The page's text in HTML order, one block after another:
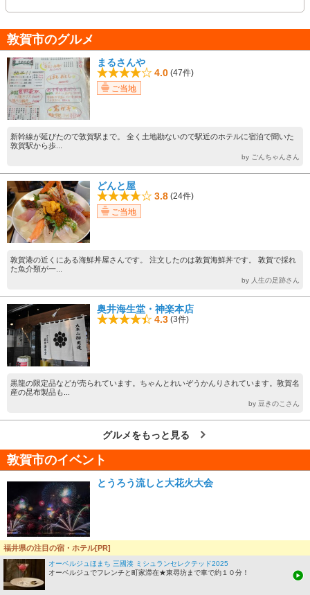
敦賀市のグルメ
まるさんや
4.0 (47件)
ご当地
新幹線が延びたので敦賀駅まで。 全く土地勘ないので駅近のホテルに宿泊で聞いた
敦賀駅から歩...
by ごんちゃんさん
どんと屋
3.8 (24件)
ご当地
敦賀港の近くにある海鮮丼屋さんです。 注文したのは敦賀海鮮丼です。 敦賀で採れ
た魚介類が一...
by 人生の足跡さん
奥井海生堂・神楽本店
4.3 (3件)
黒龍の限定品などが売られています。ちゃんとれいぞうかんりされています。敦賀名
産の昆布製品も...
by 豆きのこさん
グルメをもっと見る
敦賀市のイベント
とうろう流しと大花火大会
昭和25年（1950年）に始まった敦賀市の名物行事「とうろう流しと大花火大
会」が、2026年は“敦賀...
福井県の注目の宿・ホテル[PR]
オーベルジュほまち 三國湊 ミシュランセレクテッド2025
オーベルジュでフレンチと町家滞在★東尋坊まで車で約１０分！